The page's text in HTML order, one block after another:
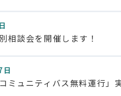
相談会を開催します！
日
ミュニティバス無料運行」